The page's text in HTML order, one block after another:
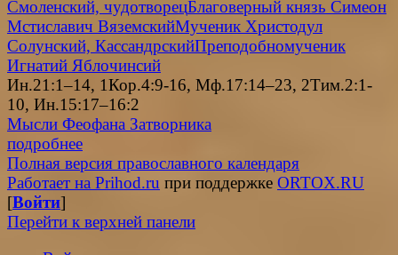
Смоленский, чудотворецБлаговерный князь Симеон
Мстиславич ВяземскийМученик Христодул
Солунский, КассандрскийПреподобномученик
Игнатий Яблочинсий
Ин.21:1–14, 1Кор.4:9-16, Мф.17:14–23, 2Тим.2:1-
10, Ин.15:17–16:2
Мысли Феофана Затворника
подробнее
Полная версия православного календаря
Работает на Prihod.ru при поддержке ORTOX.RU
[Войти]
Перейти к верхней панели